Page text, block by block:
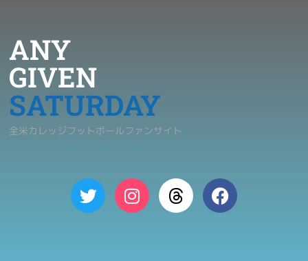
ANY
GIVEN
SATURDAY
全米カレッジフットボールファンサイト